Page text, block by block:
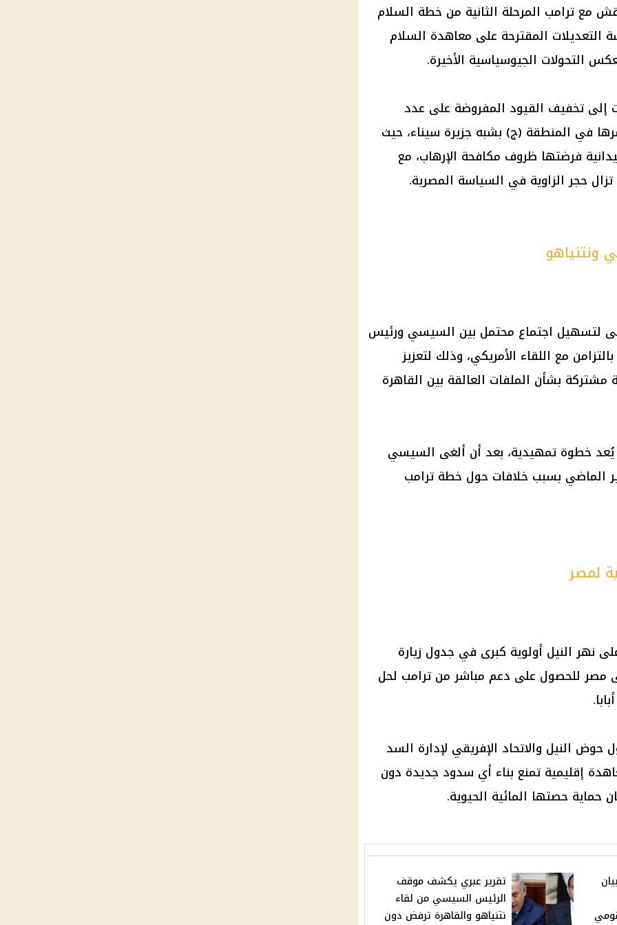
مع ترامب المرحلة الثانية من خطة السلام
التعديلات المقترحة على معاهدة السلام
إلى تخفيف القيود المفروضة على عدد
في المنطقة (ج) بشبه جزيرة سيناء، حيث
فرضتها ظروف مكافحة الإرهاب، مع
حجر الزاوية في السياسة المصرية.
ونتنياهو
لتسهيل اجتماع محتمل بين السيسي ورئيس
مع اللقاء الأمريكي، وذلك لتعزيز
بشأن الملفات العالقة بين القاهرة
يُعد خطوة تمهيدية، بعد أن ألغى السيسي
الماضي بسبب خلافات حول خطة ترامب
لمصر
نهر النيل أولوية كبرى في جدول زيارة
للحصول على دعم مباشر من ترامب لحل
النيل والاتحاد الإفريقي لإدارة السد
إقليمية تمنع بناء أي سدود جديدة دون
حماية حصتها المائية الحيوية.
تقرير عبري يكشف موقف
الرئيس السيسي من لقاء
نتنياهو والقاهرة ترفض دون